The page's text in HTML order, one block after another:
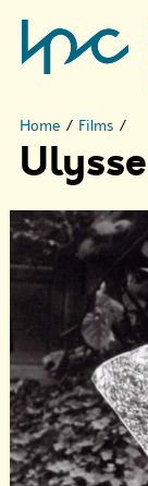
Home / Films /
Ulysse